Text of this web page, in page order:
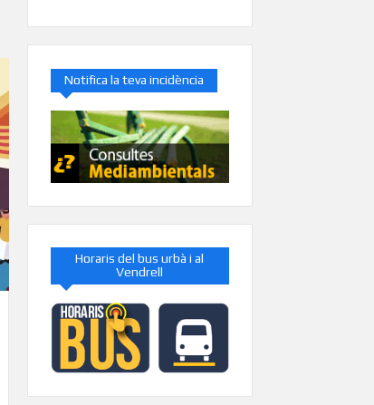
Notifica la teva incidència
Horaris del bus urbà i al
Vendrell